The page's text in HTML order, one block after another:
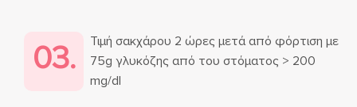
03.
Τιμή σακχάρου 2 ώρες μετά από φόρτιση με
75g γλυκόζης από του στόματος > 200
mg/dl